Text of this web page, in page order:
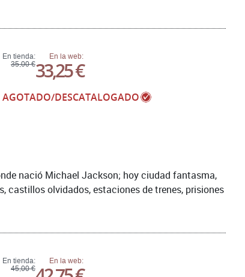
En tienda:
35,00 €
En la web:
33,25 €
AGOTADO/DESCATALOGADO
nació Michael Jackson; hoy ciudad fantasma,
castillos olvidados, estaciones de trenes, prisiones
En tienda:
45,00 €
En la web: